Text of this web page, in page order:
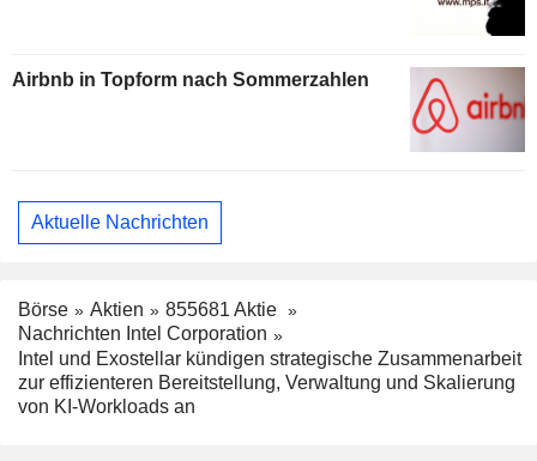
Airbnb in Topform nach Sommerzahlen
Aktuelle Nachrichten
Börse Aktien
855681 Aktie
Nachrichten Intel Corporation
Intel und Exostellar kündigen strategische Zusammenarbeit
zur effizienteren Bereitstellung, Verwaltung und Skalierung
von KI-Workloads an